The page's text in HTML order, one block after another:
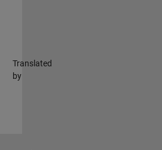
Translated
by